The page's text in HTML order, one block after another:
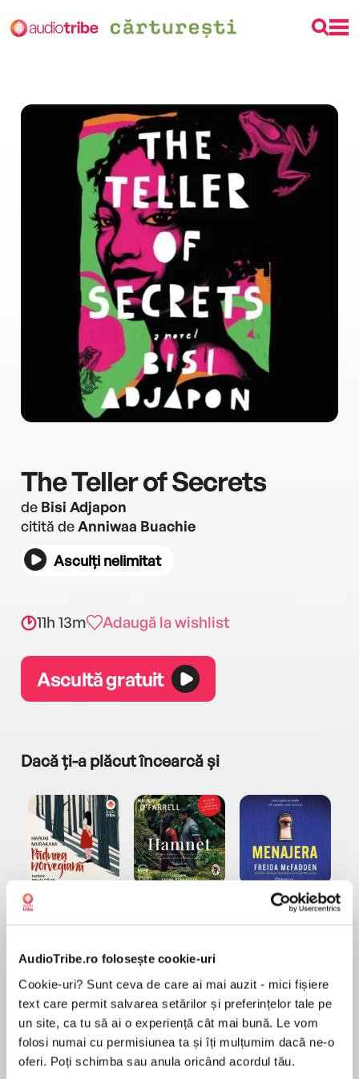
AudioTribe.ro folosește cookie-uri
Cookie-uri? Sunt ceva de care ai mai auzit - mici fișiere
text care permit salvarea setărilor și preferințelor tale pe
un site, ca tu să ai o experiență cât mai bună. Le vom
folosi numai cu permisiunea ta și îți mulțumim dacă ne-o
oferi. Poți schimba sau anula oricând acordul tău.
The Teller of Secrets
de Bisi Adjapon
citită deAnniwaa Buachie
Asculți nelimitat
11h 13m Adaugă la wishlist
Ascultă gratuit
Dacă ți-a plăcut încearcă și
Pădurea norvegiană
Elita de Argint (Elita
de...
Dani Francis
Diavolul se îmbracă de
la...
Lauren Weisberger
Menajera
Freida McFadden
Migdală
Sohn Won-pyung